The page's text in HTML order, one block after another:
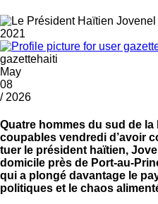
gazettehaiti
May
08
/ 2026
Quatre hommes du sud de
coupables vendredi d’avoir
tuer le président haïtien,
domicile près de Port-au-
qui a plongé davantage le
politiques et le chaos